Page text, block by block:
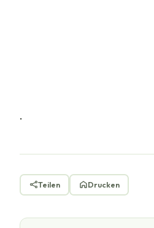
.
Teilen Drucken